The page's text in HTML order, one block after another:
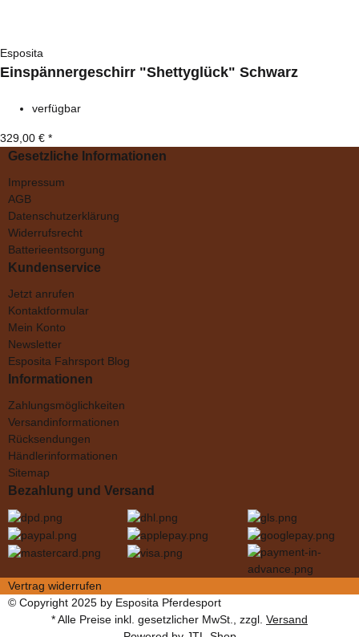
Esposita
Einspännergeschirr "Shettyglück" Schwarz
verfügbar
329,00 € *
Gesetzliche Informationen
Impressum
AGB
Datenschutzerklärung
Widerrufsrecht
Batterieentsorgung
Kundenservice
Jetzt anrufen
Kontaktformular
Mein Konto
Newsletter
Esposita Fahrsport Blog
Informationen
Zahlungsmöglichkeiten
Versandinformationen
Rücksendungen
Händlerinformationen
Sitemap
Bezahlung und Versand
Vertrag widerrufen
© Copyright 2025 by Esposita Pferdesport
* Alle Preise inkl. gesetzlicher MwSt., zzgl. Versand